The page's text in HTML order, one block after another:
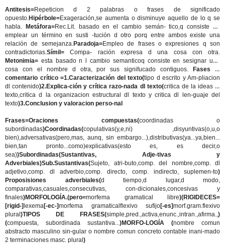
Antitesis=Repeticion d 2 palabras o frases de significado
opuesto.Hipérbole=Exageración,se aumenta o disminuye aquello de lo q se
habla.
Metáfora=Rec.Lit. basado en el cambio semán- tico,q consiste en
emplear un término en susti -tución d otro porq entre ambos existe una
relación de semejanza.Paradoja=Empleo de frases o expresiones q son
contradictorias.Símil=Compa- ración expresa d una cosa con otra.
Metonimia= esta basado n l cambio semanticoq consiste en sesignar una
cosa con el nombre d otra, por sus signifucado contiguos. Fases dl
comentario crítico =1.Caracterización del texto(tipo d escrito y Am-pliacion
dl contenido)2.Explica-ción y crítica razo-nada dl texto(critica de la ideas dl
texto,critica d la organizacion estructural dl texto y critica dl len-guaje del
texto)3.Conclusion y valoracion perso-nal
Frases=Oraciones compuestas(coordinadas o
subordinadas)Coordinadas(copulativas(y,e,ni) ,disyuntivas(o,u,o
bien),adversativas(pero,mas, aunq, sin embargo...),distributivas(ya...ya,bien...
bien,tan pronto...como)explicativas(esto es, es decir,o
sea))Subordinadas(Sustantivas, Adje-tivas y
Adverbiales)Sub.Sustantivas(Sujeto, atri-buto,comp. del nombre,comp. dl
adjetivo,comp. dl adverbio,comp. directo, comp. indirecto, suplemen-to)
Proposisiones adverbiales(d tiempo,d lugar,d modo,
comparativas,casuales,consecutivas, con-dicionales,concesivas y
finales)MORFOLOGÍA.(pero=morfema gramatical libre)(RIGIDECES=
[rigid-] lexema[-ec-]morfema gramaticalflexivo sufijo[-es]morf.gram.flexivo
plural )TIPOS DE FRASES(simple,pred.,activa,enunc.,intran.,afirma.,)
(compuesta, subordinada sustantiva...)MORFO-LOGÍA (nombre comun
abstracto masculino sin-gular o nombre comun concreto contable inani-mado
2 terminaciones masc. plural )